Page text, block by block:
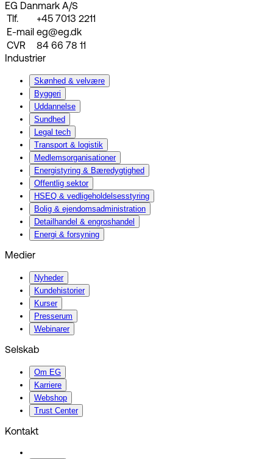
EG Danmark A/S
Tlf.
+45 7013 2211
E-mail eg@eg.dk
CVR
84 66 78 11
Industrier
Skønhed & velvære
Byggeri
Uddannelse
Sundhed
Legal tech
Transport & logistik
Medlemsorganisationer
Energistyring & Bæredygtighed
Offentlig sektor
HSEQ & vedligeholdelsesstyring
Bolig & ejendomsadministration
Detailhandel & engroshandel
Energi & forsyning
Medier
Nyheder
Kundehistorier
Kurser
Presserum
Webinarer
Selskab
Om EG
Karriere
Webshop
Trust Center
Kontakt